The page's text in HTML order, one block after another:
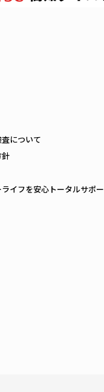
について
イフを安心トータルサポー